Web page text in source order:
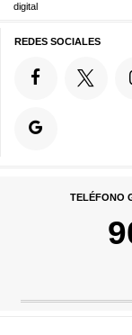
digital
REDES SOCIALES
TELÉFONO